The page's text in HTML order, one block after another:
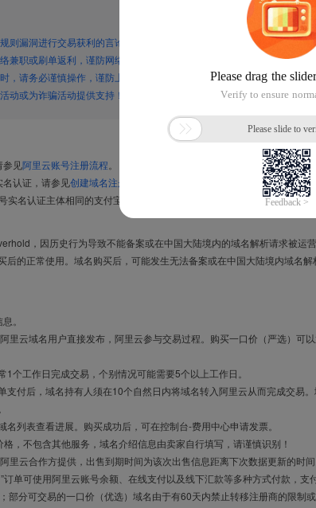
则漏洞进行交易获利的言论，谨防上当受骗！
兼职或刷单返利，谨防网络诈骗！
，请务必谨慎操作，谨防上当受骗！
动或为诈骗活动提供支持！
参见阿里云账号注册流程
认证，请参见创建域名注册信息模板
实名认证主体相同的支付宝，进入
完成绑定。
，因历史行为导致不能备案或在中国大陆境内的域名解析请求被运
后的正常使用。域名购买后，可能发生无法备案或在中国大陆境内域名
。
里云域名用户直接发布，阿里云参与交易过程。购买一口价（严选）可
个工作日完成交易，个别情况可能需要5个以上工作日。
支付后，域名持有人须在10个自然日内将域名转入阿里云从而完成交易
列表查看进展。购买成功后，可在控制台-费用中心申请发票。
，不包含其他服务，域名介绍信息由卖家自行填写，请谨慎识别！
里云合作方提供，出售到期时间为该次出售信息距离下次数据更新的时
单可使用阿里云账号余额、在线支付以及线下汇款等多种方式付款，支
部分可交易的一口价（优选）域名由于有60天内禁止转移注册商的限制